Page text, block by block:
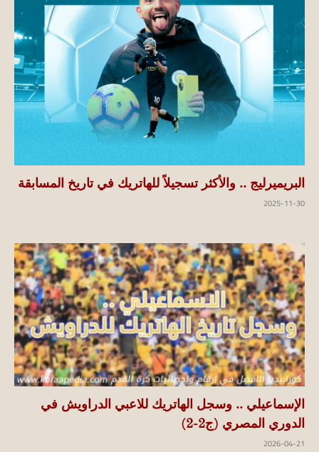
البريميرليج .. والأكثر تسجيلاً للهاتريك في تاريخ المسابقة
2025-11-30
الإسماعيلي .. وسجل الهاتريك للاعبي الدراويش في
الدوري المصري (ج2-2)
2026-04-21